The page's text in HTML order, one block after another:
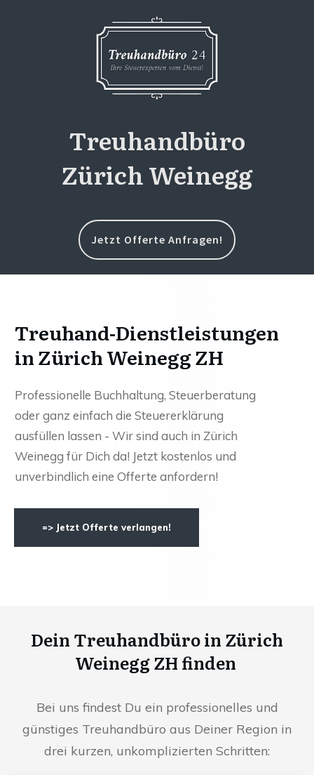
Treuhandbüro
Zürich Weinegg
Jetzt Offerte Anfragen!
Treuhand-Dienstleistungen
in Zürich Weinegg ZH
Professionelle Buchhaltung, Steuerberatung
oder ganz einfach die Steuererklärung
ausfüllen lassen - Wir sind auch in Zürich
Weinegg für Dich da! Jetzt kostenlos und
unverbindlich eine Offerte anfordern!
=> Jetzt Offerte verlangen!
Dein Treuhandbüro in Zürich
Weinegg ZH finden
Bei uns findest Du ein professionelles und
günstiges Treuhandbüro aus Deiner Region in
drei kurzen, unkomplizierten Schritten: